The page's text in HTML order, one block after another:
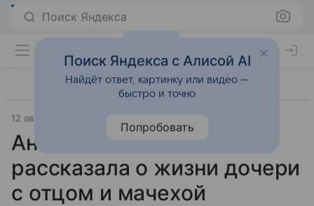
Поиск Яндекса
12 августа 2022
Анастасия Волочкова
рассказала о жизни дочери
с отцом и мачехой
Поиск Яндекса с Алисой AI
Найдёт ответ, картинку или видео —
быстро и точно
Попробовать